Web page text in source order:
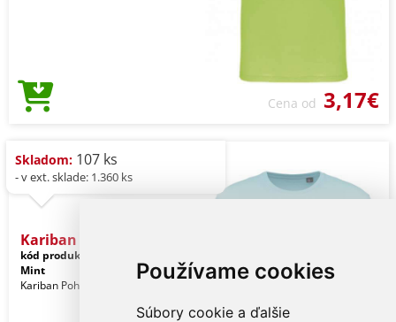
Používame cookies
Súbory cookie a ďalšie
Cena od 3,17€
Skladom: 107 ks
- v ext. sklade: 1.360 ks
Kariban Bio150ic Men's Ro
kód produktu:
Mint
Kariban Pohlavie: Muži